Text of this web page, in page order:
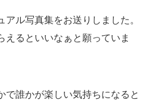
ル写真集をお送りしました。
えるといいなぁと願っていま
で誰かが楽しい気持ちになると